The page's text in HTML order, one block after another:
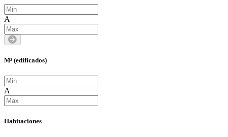
A
M² (edificados)
A
Habitaciones